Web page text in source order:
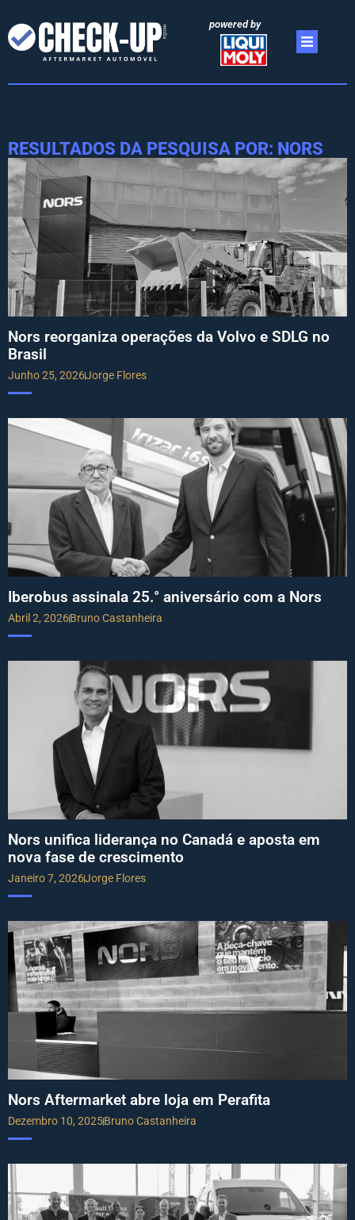
powered by
RESULTADOS DA PESQUISA POR: NORS
Nors reorganiza operações da Volvo e SDLG no
Brasil
Junho 25, 2026Jorge Flores
Iberobus assinala 25.° aniversário com a Nors
Abril 2, 2026Bruno Castanheira
Nors unifica liderança no Canadá e aposta em
nova fase de crescimento
Janeiro 7, 2026Jorge Flores
Nors Aftermarket abre loja em Perafita
Dezembro 10, 2025Bruno Castanheira